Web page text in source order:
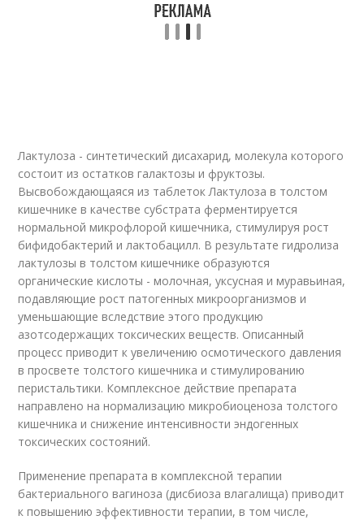
Лактулоза - синтетический дисахарид, молекула которого
состоит из остатков галактозы и фруктозы.
Высвобождающаяся из таблеток Лактулоза в толстом
кишечнике в качестве субстрата ферментируется
нормальной микрофлорой кишечника, стимулируя рост
бифидобактерий и лактобацилл. В результате гидролиза
лактулозы в толстом кишечнике образуются
органические кислоты - молочная, уксусная и муравьиная,
подавляющие рост патогенных микроорганизмов и
уменьшающие вследствие этого продукцию
азотсодержащих токсических веществ. Описанный
процесс приводит к увеличению осмотического давления
в просвете толстого кишечника и стимулированию
перистальтики. Комплексное действие препарата
направлено на нормализацию микробиоценоза толстого
кишечника и снижение интенсивности эндогенных
токсических состояний.
Применение препарата в комплексной терапии
бактериального вагиноза (дисбиоза влагалища) приводит
к повышению эффективности терапии, в том числе,